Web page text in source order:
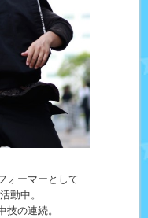
ォーマーとして
動中。
の連続。